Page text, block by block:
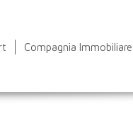
Compagnia Immobiliare